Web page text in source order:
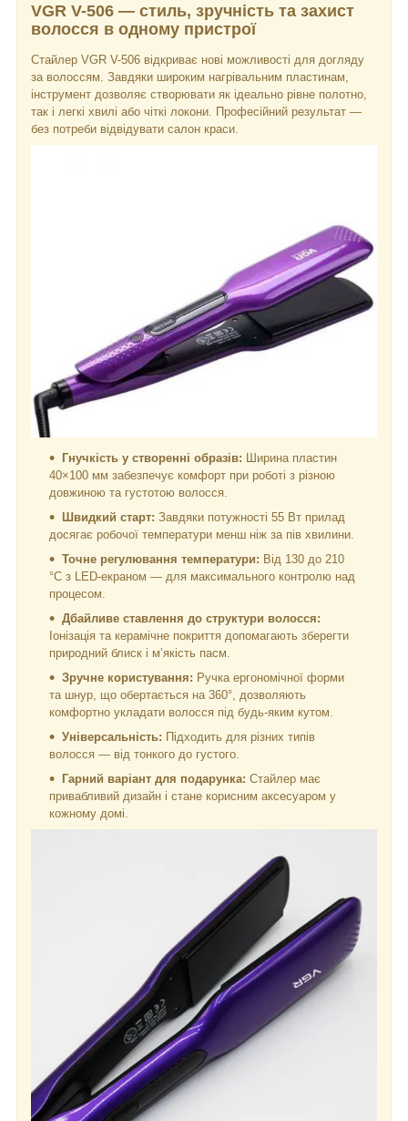
VGR V-506 — стиль, зручність та захист
волосся в одному пристрої
Стайлер VGR V-506 відкриває нові можливості для догляду
за волоссям. Завдяки широким нагрівальним пластинам,
інструмент дозволяє створювати як ідеально рівне полотно,
так і легкі хвилі або чіткі локони. Професійний результат —
без потреби відвідувати салон краси.
Гнучкість у створенні образів: Ширина пластин
40×100 мм забезпечує комфорт при роботі з різною
довжиною та густотою волосся.
Швидкий старт: Завдяки потужності 55 Вт прилад
досягає робочої температури менш ніж за пів хвилини.
Точне регулювання температури: Від 130 до 210
°C з LED-екраном — для максимального контролю над
процесом.
Дбайливе ставлення до структури волосся:
Іонізація та керамічне покриття допомагають зберегти
природний блиск і м’якість пасм.
Зручне користування: Ручка ергономічної форми
та шнур, що обертається на 360°, дозволяють
комфортно укладати волосся під будь-яким кутом.
Універсальність: Підходить для різних типів
волосся — від тонкого до густого.
Гарний варіант для подарунка: Стайлер має
привабливий дизайн і стане корисним аксесуаром у
кожному домі.